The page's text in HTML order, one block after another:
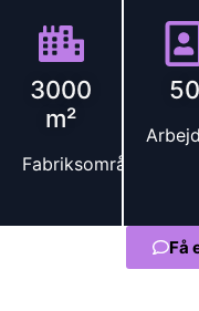
3000
m²
Fabriksområdet
50
Få